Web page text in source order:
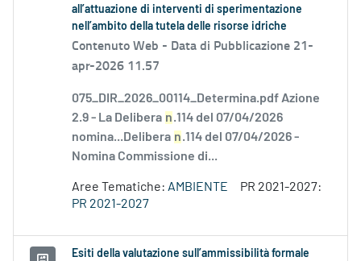
all’attuazione di interventi di sperimentazione
nell’ambito della tutela delle risorse idriche
Contenuto Web - Data di Pubblicazione 21-
apr-2026 11.57
075_DIR_2026_00114_Determina.pdf Azione
2.9 - La Delibera n.114 del 07/04/2026
nomina...Delibera n.114 del 07/04/2026 -
Nomina Commissione di...
Aree Tematiche: AMBIENTE
PR 2021-2027:
PR 2021-2027
Esiti della valutazione sull’ammissibilità formale